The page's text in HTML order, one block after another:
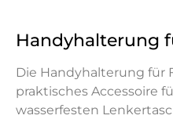
Handyhalterung
Die Handyhalterung für
praktisches Accessoire
wasserfesten